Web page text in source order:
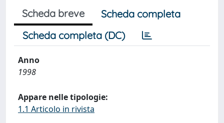
Scheda breve
Scheda completa
Scheda completa (DC)
Anno
1998
Appare nelle tipologie:
1.1 Articolo in rivista